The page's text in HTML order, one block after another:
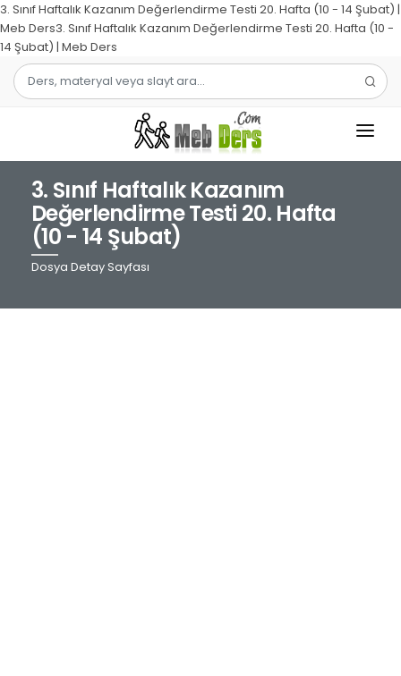
3. Sınıf Haftalık Kazanım Değerlendirme Testi 20. Hafta (10 - 14 Şubat) |
Meb Ders3. Sınıf Haftalık Kazanım Değerlendirme Testi 20. Hafta (10 -
14 Şubat) | Meb Ders
1.SINIF
2.SINIF
3.SINIF
4.SINIF
3. Sınıf Haftalık Kazanım
Değerlendirme Testi 20. Hafta
(10 - 14 Şubat)
Dosya Detay Sayfası